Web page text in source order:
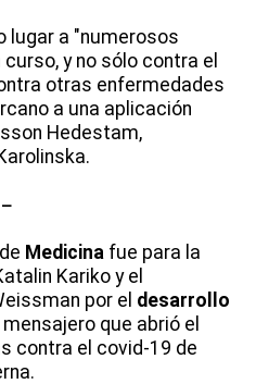
lugar a "numerosos
y no sólo contra el
otras enfermedades
a una aplicación
Hedestam,
de Medicina fue para la
Kariko y el
por el desarrollo
que abrió el
contra el covid-19 de